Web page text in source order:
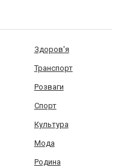
Здоров'я
Транспорт
Розваги
Спорт
Культура
Мода
Родина